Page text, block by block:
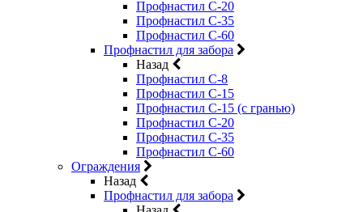
Профнастил С-20
Профнастил С-35
Профнастил С-60
Профнастил для забора
Назад
Профнастил С-8
Профнастил С-15
Профнастил С-15 (с гранью)
Профнастил С-20
Профнастил С-35
Профнастил С-60
Ограждения
Назад
Профнастил для забора